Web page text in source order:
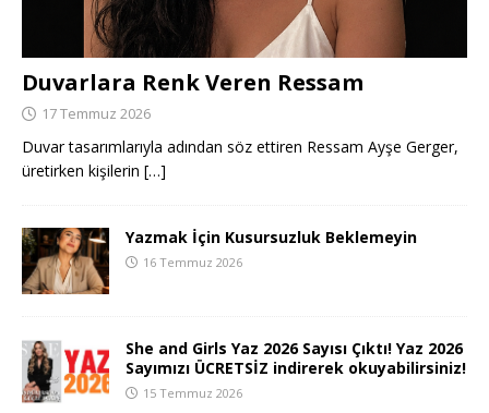
Duvarlara Renk Veren Ressam
17 Temmuz 2026
Duvar tasarımlarıyla adından söz ettiren Ressam Ayşe Gerger,
üretirken kişilerin […]
Yazmak İçin Kusursuzluk Beklemeyin
16 Temmuz 2026
She and Girls Yaz 2026 Sayısı Çıktı! Yaz 2026
Sayımızı ÜCRETSİZ indirerek okuyabilirsiniz!
15 Temmuz 2026